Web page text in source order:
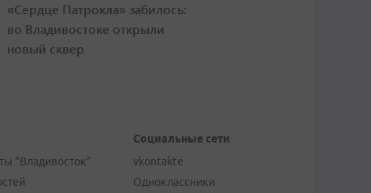
«Сердце Патрокла» забилось:
во Владивостоке открыли
новый сквер
"Владивосток"
Социальные сети
vkontakte
Одноклассники